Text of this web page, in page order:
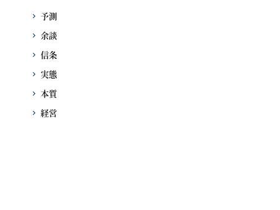
予測
余談
信条
実態
本質
経営